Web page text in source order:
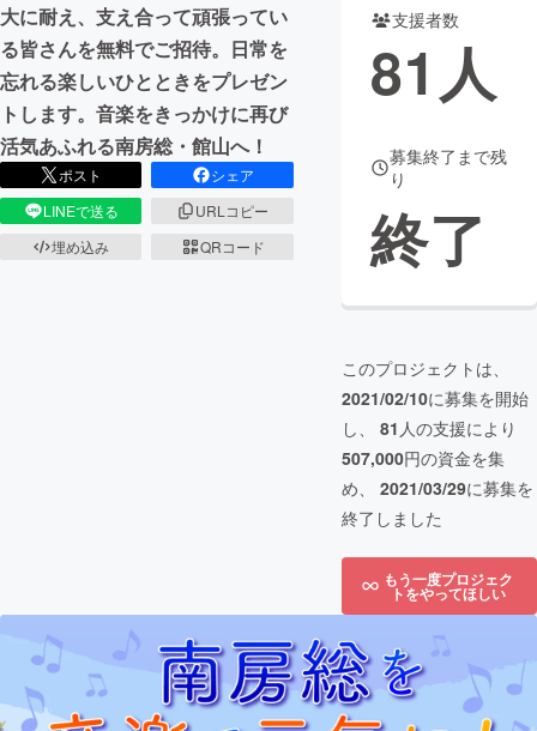
大に耐え、支え合って頑張ってい
る皆さんを無料でご招待。日常を
忘れる楽しいひとときをプレゼン
トします。音楽をきっかけに再び
活気あふれる南房総・館山へ！
ポスト
シェア
LINEで送る
URLコピー
埋め込み
QRコード
支援者数
81 人
募集終了まで残
り
終了
このプロジェクトは、
2021/02/10に募集を開始
し、 81 人の支援により
507,000円の資金を集
め、 2021/03/29に募集を
終了しました
もう一度プロジェク
トをやってほしい